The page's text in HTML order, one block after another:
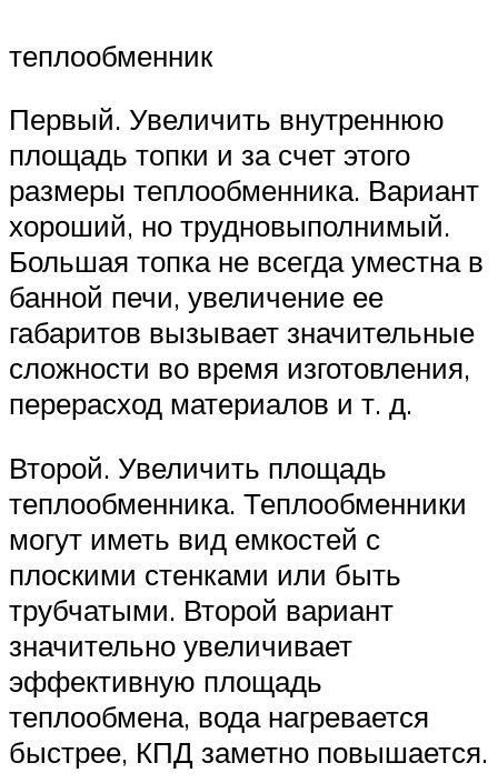
теплообменник
Первый. Увеличить внутреннюю
площадь топки и за счет этого
размеры теплообменника. Вариант
хороший, но трудновыполнимый.
Большая топка не всегда уместна в
банной печи, увеличение ее
габаритов вызывает значительные
сложности во время изготовления,
перерасход материалов и т. д.
Второй. Увеличить площадь
теплообменника. Теплообменники
могут иметь вид емкостей с
плоскими стенками или быть
трубчатыми. Второй вариант
значительно увеличивает
эффективную площадь
теплообмена, вода нагревается
быстрее, КПД заметно повышается.